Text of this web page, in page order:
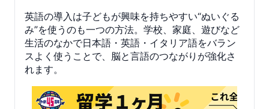
英語の導入は子どもが興味を持ちやすい“ぬいぐる
み”を使うのも一つの方法。学校、家庭、遊びなど
生活のなかで日本語・英語・イタリア語をバラン
スよく使うことで、脳と言語のつながりが強化さ
れます。